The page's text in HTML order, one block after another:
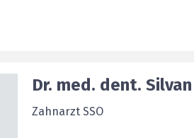
Dr. med. dent. Silvan
Zahnarzt SSO